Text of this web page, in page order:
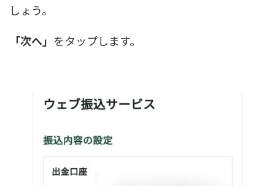
しょう。
「次へ」 をタップします。